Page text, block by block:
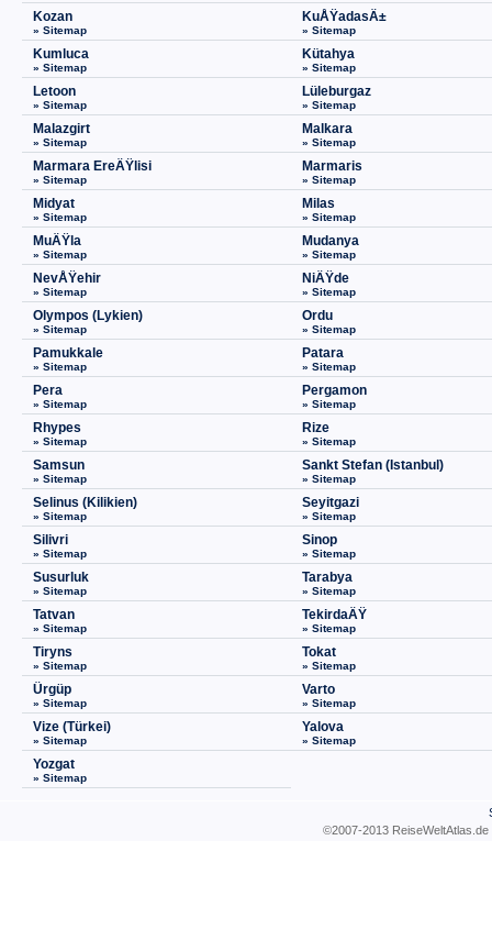
Kozan
» Sitemap
KuÅŸadasÄ±
» Sitemap
Kumluca
» Sitemap
Kütahya
» Sitemap
Letoon
» Sitemap
Lüleburgaz
» Sitemap
Malazgirt
» Sitemap
Malkara
» Sitemap
Marmara EreÄŸlisi
» Sitemap
Marmaris
» Sitemap
Midyat
» Sitemap
Milas
» Sitemap
MuÄŸla
» Sitemap
Mudanya
» Sitemap
NevÅŸehir
» Sitemap
NiÄŸde
» Sitemap
Olympos (Lykien)
» Sitemap
Ordu
» Sitemap
Pamukkale
» Sitemap
Patara
» Sitemap
Pera
» Sitemap
Pergamon
» Sitemap
Rhypes
» Sitemap
Rize
» Sitemap
Samsun
» Sitemap
Sankt Stefan (Istanbul)
» Sitemap
Selinus (Kilikien)
» Sitemap
Seyitgazi
» Sitemap
Silivri
» Sitemap
Sinop
» Sitemap
Susurluk
» Sitemap
Tarabya
» Sitemap
Tatvan
» Sitemap
TekirdaÄŸ
» Sitemap
Tiryns
» Sitemap
Tokat
» Sitemap
Ürgüp
» Sitemap
Varto
» Sitemap
Vize (Türkei)
» Sitemap
Yalova
» Sitemap
Yozgat
» Sitemap
©2007-2013